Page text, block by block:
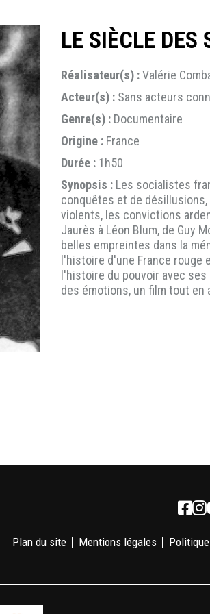
LE SIÈCLE DES
Réalisateur(s) :Valérie
Acteur(s) : Sans acteurs
Genre(s) : Documentaire
Origine : France
Durée : 1h50
Synopsis : Les socialistes
conquêtes et de
violents, les convictions
Jaurès à Léon Blum, de Guy
belles empreintes dans la
l'histoire d'une France
l'histoire du pouvoir avec
des émotions, un film tout
Plan du site Mentions légales